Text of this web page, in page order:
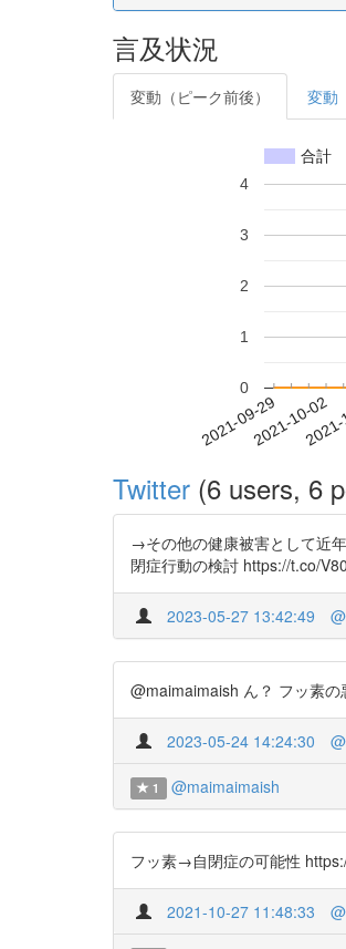
言及状況
変動（ピーク前後） 変動
合計
2021-09-292021-10-02
0
1
2
3
4
Twitter (6 users, 6
→その他の健康被害として近
閉症行動の検討 https://t.co/
2023-05-27 13:42:49
@maimaimaish ん？ フッ素
2023-05-24 14:24:30
1 @maimaimaish
フッ素→自閉症の可能性
2021-10-27 11:48:33